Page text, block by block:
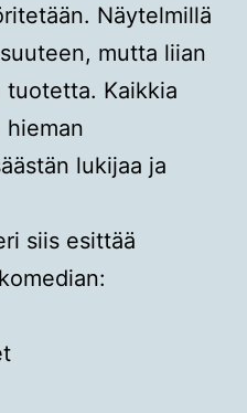
Näytelmillä
mutta liian
Kaikkia
lukijaa ja
siis esittää